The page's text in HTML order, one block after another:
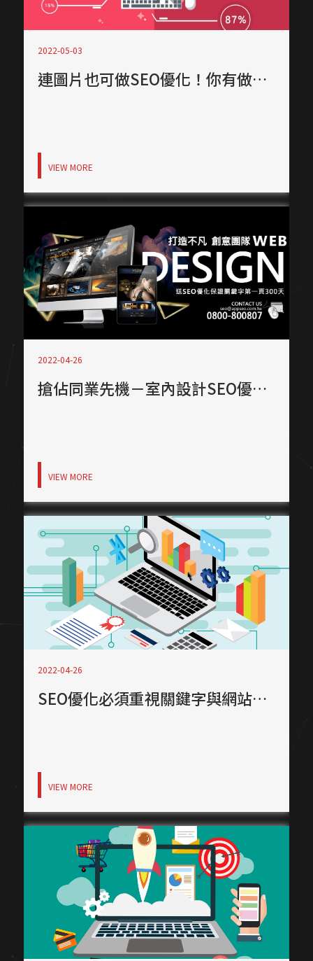
2022-05-03
連圖片也可做SEO優化！你有做了嗎?
VIEW MORE
2022-04-26
搶佔同業先機－室內設計SEO優化成功案例！
VIEW MORE
2022-04-26
SEO優化必須重視關鍵字與網站轉換率！
VIEW MORE